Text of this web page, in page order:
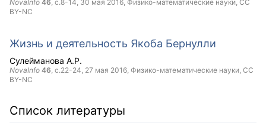
NovaInfo 46, с.8-14, 30 мая 2016, Физико-математические науки, CC
BY-NC
Жизнь и деятельность Якоба Бернулли
Сулейманова А.Р.
NovaInfo 46, с.22-24, 27 мая 2016, Физико-математические науки, CC
BY-NC
Список литературы